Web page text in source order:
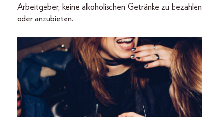
Arbeitgeber, keine alkoholischen Getränke zu bezahlen
oder anzubieten.